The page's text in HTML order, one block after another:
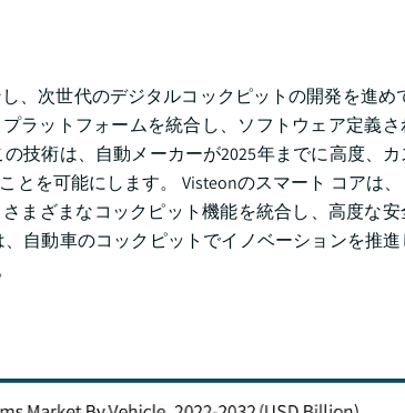
、次世代のデジタルコックピットの開発を進め
ラットフォームを統合し、ソフトウェア定義
技術は、自動メーカーが2025年までに高度、
を可能にします。 Visteonのスマート コアは
まざまなコックピット機能を統合し、高度な
自動車のコックピットでイノベーションを推